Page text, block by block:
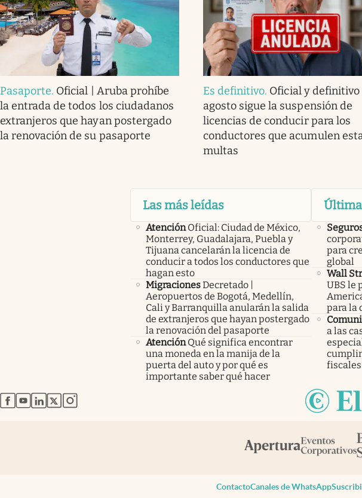
Pasaporte. Oficial | Aruba prohíbe
la entrada de todos los ciudadanos
extranjeros que hayan postergado
la renovación de su pasaporte
Es definitivo. Oficial y definitivo
agosto sigue la suspensión de
licencias de conducir para los
conductores que acumulen
multas
Las más leídas
Atención Oficial: Ciudad de México,
Monterrey, Guadalajara, Puebla y
Tijuana cancelarán la licencia de
conducir a todos los conductores que
hagan esto
MigracionesDecretado |
Aeropuertos de Bogotá, Medellín,
Cali y Barranquilla anularán la salida
de extranjeros que hayan postergado
la renovación del pasaporte
Atención Qué significa encontrar
una moneda en la manija de la
puerta del auto y por qué es
importante saber qué hacer
para
global
Wall
UBS le
para la
a las
fiscales
abre en nueva pestaña
abre en nueva pestaña
abre en nueva pestaña
abre en nueva pestaña
abre en nueva pestaña
ContactoCanales de WhatsApp